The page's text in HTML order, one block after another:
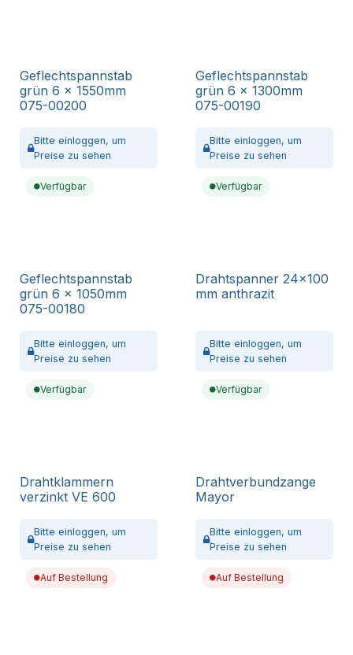
Geflechtspannstab
grün 6 x 1550mm
075-00200
Bitte einloggen, um
Preise zu sehen
Verfügbar
Geflechtspannstab
grün 6 x 1300mm
075-00190
Bitte einloggen, um
Preise zu sehen
Verfügbar
Geflechtspannstab
grün 6 x 1050mm
075-00180
Bitte einloggen, um
Preise zu sehen
Verfügbar
Drahtspanner 24x100
mm anthrazit
Bitte einloggen, um
Preise zu sehen
Verfügbar
Drahtklammern
verzinkt VE 600
Bitte einloggen, um
Preise zu sehen
Auf Bestellung
Drahtverbundzange
Mayor
Bitte einloggen, um
Preise zu sehen
Auf Bestellung